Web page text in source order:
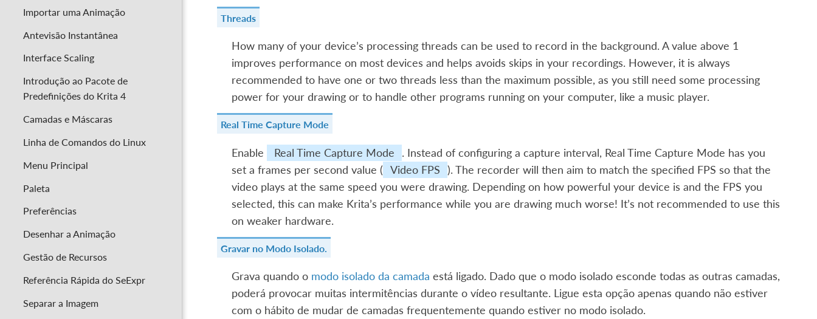
Importar uma Animação
Antevisão Instantânea
Interface Scaling
Introdução ao Pacote de
Predefinições do Krita 4
Camadas e Máscaras
Linha de Comandos do Linux
Menu Principal
Paleta
Preferências
Desenhar a Animação
Gestão de Recursos
Referência Rápida do SeExpr
Separar a Imagem
Threads
How many of your device’s processing threads can be used to record in the background. A value above 1
improves performance on most devices and helps avoids skips in your recordings. However, it is always
recommended to have one or two threads less than the maximum possible, as you still need some processing
power for your drawing or to handle other programs running on your computer, like a music player.
Real Time Capture Mode
Enable Real Time Capture Mode
. Instead of configuring a capture interval, Real Time Capture Mode has you
set a frames per second value (
Video FPS
). The recorder will then aim to match the specified FPS so that the
video plays at the same speed you were drawing. Depending on how powerful your device is and the FPS you
selected, this can make Krita’s performance while you are drawing much worse! It’s not recommended to use this
on weaker hardware.
Gravar no Modo Isolado.
Grava quando o modo isolado da camada está ligado. Dado que o modo isolado esconde todas as outras camadas,
poderá provocar muitas intermitências durante o vídeo resultante. Ligue esta opção apenas quando não estiver
com o hábito de mudar de camadas frequentemente quando estiver no modo isolado.